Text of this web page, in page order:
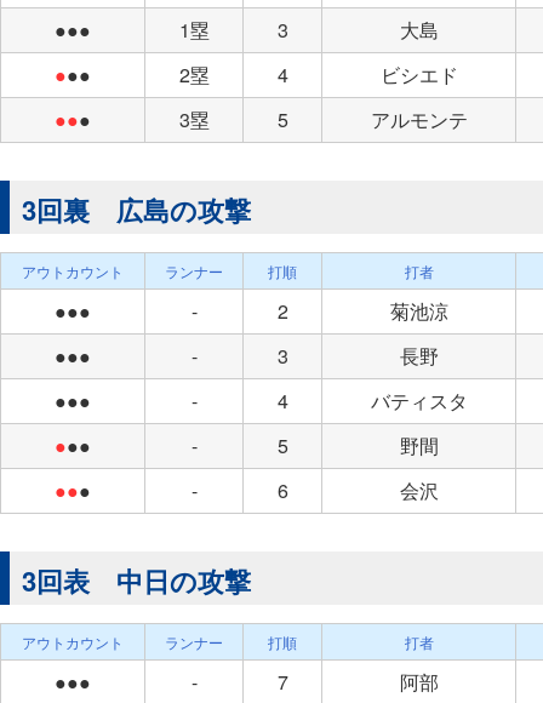
●●●
1塁 3
大島
●●● 2塁 4
ビシエド
●●● 3塁 5 アルモンテ
3回裏 広島の攻撃
アウトカウント ランナー 打順 打者
●●● - 2
菊池涼
●●●
- 3
長野
●●●
- 4
バティスタ
●●● - 5
野間
●●● - 6 会沢
3回表 中日の攻撃
アウトカウント ランナー 打順 打者
●●● - 7
阿部